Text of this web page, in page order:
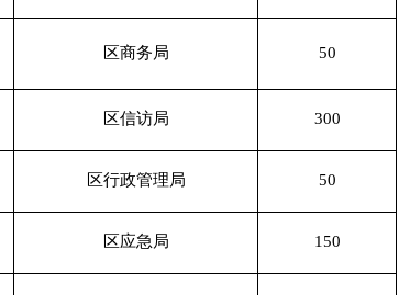
区商务局 50
区信访局 300
区行政管理局 50
区应急局 150